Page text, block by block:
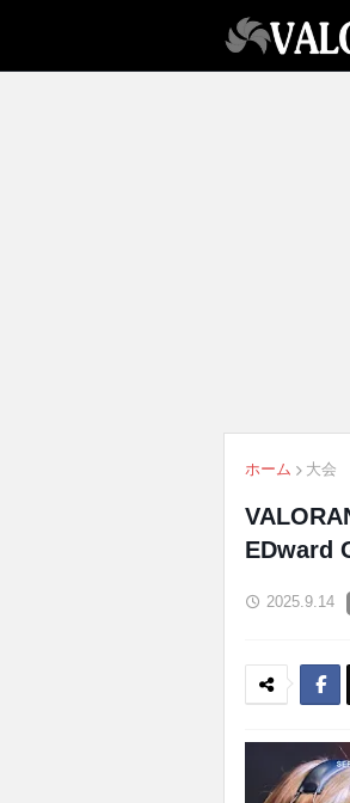
ホーム 大会
EDward
2025.9.14